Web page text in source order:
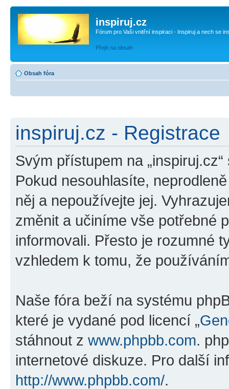
inspiruj.cz
Fórum pro Vaši vnitřní inspiraci - Inspiruj a nech se
Přejít na obsah
Obsah fóra
inspiruj.cz - Registrace
Svým přístupem na
Pokud nesouhlasíte,
něj a nepoužívejte jej.
změnit a učiníme vše potřebné
informovali. Přesto je rozumné
vzhledem k tomu, že
Naše fóra beží na systému
které je vydané pod licencí „
stáhnout z www.phpbb.com.
internetové diskuze. Pro další
http://www.phpbb.com/.